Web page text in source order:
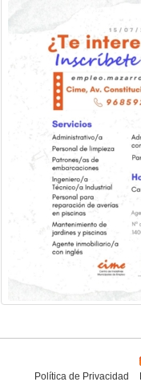
Política de Privacidad